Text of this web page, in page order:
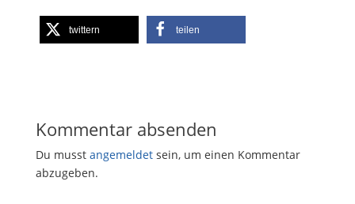
twittern teilen
Kommentar absenden
Du musst angemeldetsein, um einen Kommentar
abzugeben.